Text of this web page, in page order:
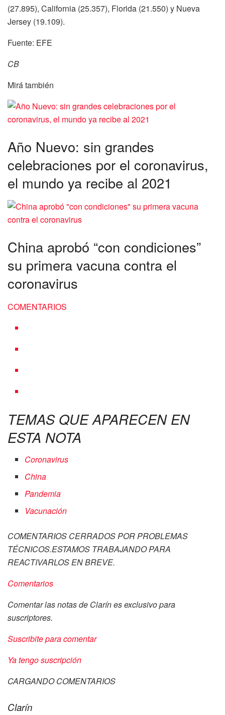
(27.895), California (25.357), Florida (21.550) y Nueva
Jersey (19.109).
Fuente: EFE
CB
Mirá también
Año Nuevo: sin grandes
celebraciones por el coronavirus,
el mundo ya recibe al 2021
China aprobó “con condiciones”
su primera vacuna contra el
coronavirus
COMENTARIOS
TEMAS QUE APARECEN EN
ESTA NOTA
Coronavirus
China
Pandemia
Vacunación
COMENTARIOS CERRADOS POR PROBLEMAS
TÉCNICOS.ESTAMOS TRABAJANDO PARA
REACTIVARLOS EN BREVE.
Comentarios
Comentar las notas de Clarín es exclusivo para
suscriptores.
Suscribite para comentar
Ya tengo suscripción
CARGANDO COMENTARIOS
Clarín